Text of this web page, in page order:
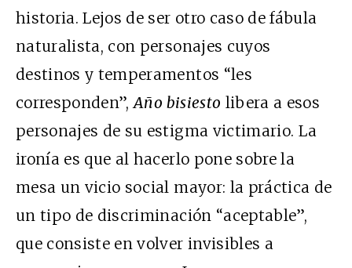
historia. Lejos de ser otro caso de fábula
naturalista, con personajes cuyos
destinos y temperamentos “les
corresponden”,Año bisiesto libera a esos
personajes de su estigma victimario. La
ironía es que al hacerlo pone sobre la
mesa un vicio social mayor: la práctica de
un tipo de discriminación “aceptable”,
que consiste en volver invisibles a